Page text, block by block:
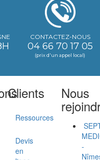
CONTACTEZ-NOUS
04 66 70 17 05
(prix d'un appel local)
Clients
Ressources
Devis
en
Nous
-